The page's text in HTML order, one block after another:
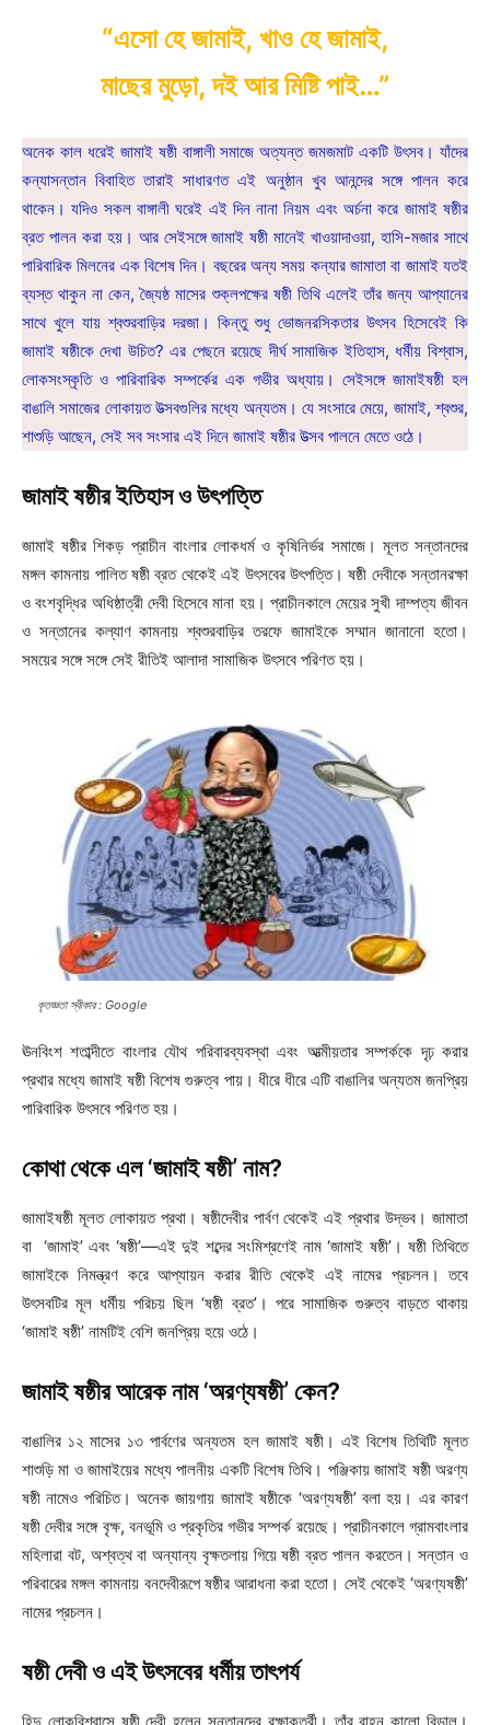
“এসো হে জামাই, খাও হে জামাই,
মাছের মুড়ো, দই আর মিষ্টি পাই…”
অনেক কাল ধরেই জামাই ষষ্ঠী বাঙ্গালী সমাজে অত্যন্ত জমজমাট একটি উৎসব। যাঁদের
কন্যাসন্তান বিবাহিত তারাই সাধারণত এই অনুষ্ঠান খুব আনন্দের সঙ্গে পালন করে
থাকেন। যদিও সকল বাঙ্গালী ঘরেই এই দিন নানা নিয়ম এবং অর্চনা করে জামাই ষষ্ঠীর
ব্রত পালন করা হয়। আর সেইসঙ্গে জামাই ষষ্ঠী মানেই খাওয়াদাওয়া, হাসি-মজার সাথে
পারিবারিক মিলনের এক বিশেষ দিন। বছরের অন্য সময় কন্যার জামাতা বা জামাই যতই
ব্যস্ত থাকুন না কেন, জ্যৈষ্ঠ মাসের শুক্লপক্ষের ষষ্ঠী তিথি এলেই তাঁর জন্য আপ্যানের
সাথে খুলে যায় শ্বশুরবাড়ির দরজা। কিন্তু শুধু ভোজনরসিকতার উৎসব হিসেবেই কি
জামাই ষষ্ঠীকে দেখা উচিত? এর পেছনে রয়েছে দীর্ঘ সামাজিক ইতিহাস, ধর্মীয় বিশ্বাস,
লোকসংস্কৃতি ও পারিবারিক সম্পর্কের এক গভীর অধ্যায়। সেইসঙ্গে জামাইষষ্ঠী হল
বাঙালি সমাজের লোকায়ত উত্‍সবগুলির মধ্যে অন্যতম। যে সংসারে মেয়ে, জামাই, শ্বশুর,
শাশুড়ি আছেন, সেই সব সংসার এই দিনে জামাই ষষ্ঠীর উত্‍সব পালনে মেতে ওঠে।
জামাই ষষ্ঠীর ইতিহাস ও উৎপত্তি
জামাই ষষ্ঠীর শিকড় প্রাচীন বাংলার লোকধর্ম ও কৃষিনির্ভর সমাজে। মূলত সন্তানদের
মঙ্গল কামনায় পালিত ষষ্ঠী ব্রত থেকেই এই উৎসবের উৎপত্তি। ষষ্ঠী দেবীকে সন্তানরক্ষা
ও বংশবৃদ্ধির অধিষ্ঠাত্রী দেবী হিসেবে মানা হয়। প্রাচীনকালে মেয়ের সুখী দাম্পত্য জীবন
ও সন্তানের কল্যাণ কামনায় শ্বশুরবাড়ির তরফে জামাইকে সম্মান জানানো হতো।
সময়ের সঙ্গে সঙ্গে সেই রীতিই আলাদা সামাজিক উৎসবে পরিণত হয়।
কৃতজ্ঞতা স্বীকার : Google
ঊনবিংশ শতাব্দীতে বাংলার যৌথ পরিবারব্যবস্থা এবং আত্মীয়তার সম্পর্ককে দৃঢ় করার
প্রথার মধ্যে জামাই ষষ্ঠী বিশেষ গুরুত্ব পায়। ধীরে ধীরে এটি বাঙালির অন্যতম জনপ্রিয়
পারিবারিক উৎসবে পরিণত হয়।
কোথা থেকে এল ‘জামাই ষষ্ঠী’ নাম?
জামাইষষ্ঠী মূলত লোকায়ত প্রথা। ষষ্ঠীদেবীর পার্বণ থেকেই এই প্রথার উদ্ভব। জামাতা
বা ‘জামাই’ এবং ‘ষষ্ঠী’—এই দুই শব্দের সংমিশ্রণেই নাম ‘জামাই ষষ্ঠী’। ষষ্ঠী তিথিতে
জামাইকে নিমন্ত্রণ করে আপ্যায়ন করার রীতি থেকেই এই নামের প্রচলন। তবে
উৎসবটির মূল ধর্মীয় পরিচয় ছিল ‘ষষ্ঠী ব্রত’। পরে সামাজিক গুরুত্ব বাড়তে থাকায়
‘জামাই ষষ্ঠী’ নামটিই বেশি জনপ্রিয় হয়ে ওঠে।
জামাই ষষ্ঠীর আরেক নাম ‘অরণ্যষষ্ঠী’ কেন?
বাঙালির ১২ মাসের ১৩ পার্বণের অন্যতম হল জামাই ষষ্ঠী। এই বিশেষ তিথিটি মূলত
শাশুড়ি মা ও জামাইয়ের মধ্যে পালনীয় একটি বিশেষ তিথি। পঞ্জিকায় জামাই ষষ্ঠী অরণ্য
ষষ্ঠী নামেও পরিচিত। অনেক জায়গায় জামাই ষষ্ঠীকে ‘অরণ্যষষ্ঠী’ বলা হয়। এর কারণ
ষষ্ঠী দেবীর সঙ্গে বৃক্ষ, বনভূমি ও প্রকৃতির গভীর সম্পর্ক রয়েছে। প্রাচীনকালে গ্রামবাংলার
মহিলারা বট, অশ্বত্থ বা অন্যান্য বৃক্ষতলায় গিয়ে ষষ্ঠী ব্রত পালন করতেন। সন্তান ও
পরিবারের মঙ্গল কামনায় বনদেবীরূপে ষষ্ঠীর আরাধনা করা হতো। সেই থেকেই ‘অরণ্যষষ্ঠী’
নামের প্রচলন।
ষষ্ঠী দেবী ও এই উৎসবের ধর্মীয় তাৎপর্য